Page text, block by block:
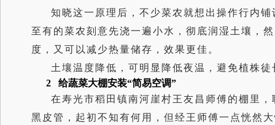
知晓这一原理后，不少菜农就想出操作行内
至有的菜农刻意先浇一遍小水，彻底润湿土壤，
度，又可以减少热量储存，效果更佳。
土壤温度降低，可明显降低夜温，避免植株
2 给蔬菜大棚安装“简易空调”
在寿光市稻田镇南河崖村王友昌师傅的棚里
黑皮管，起初不知有何用，但经王师傅一点恍然